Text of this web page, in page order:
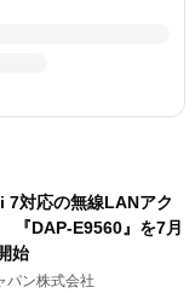
対応の無線LANアク
DAP-E9560』を7月
始
パン株式会社